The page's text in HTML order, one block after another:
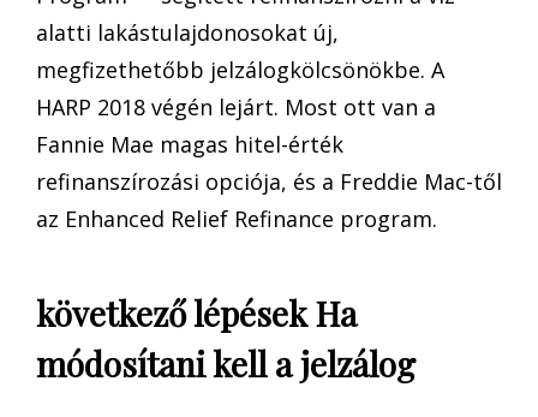
alatti lakástulajdonosokat új,
megfizethetőbb jelzálogkölcsönökbe. A
HARP 2018 végén lejárt. Most ott van a
Fannie Mae magas hitel-érték
refinanszírozási opciója, és a Freddie Mac-től
az Enhanced Relief Refinance program.
következő lépések Ha
módosítani kell a jelzálog